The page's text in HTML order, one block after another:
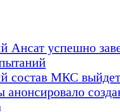
Ансат успешно
состав МКС